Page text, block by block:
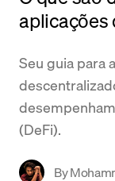
Trade
Company
Crypto Prices
Learn
Support
aplicações
Seu guia para
(DeFi).
By